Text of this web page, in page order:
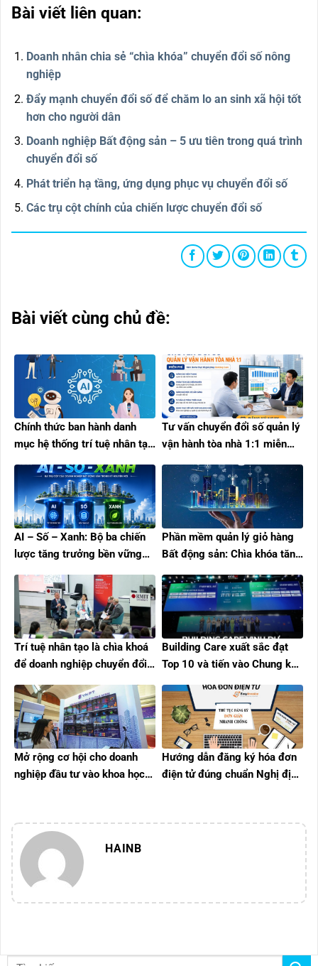
Bài viết liên quan:
Doanh nhân chia sẻ “chìa khóa” chuyển đổi số nông
nghiệp
Đẩy mạnh chuyển đổi số để chăm lo an sinh xã hội tốt
hơn cho người dân
Doanh nghiệp Bất động sản – 5 ưu tiên trong quá trình
chuyển đổi số
Phát triển hạ tầng, ứng dụng phục vụ chuyển đổi số
Các trụ cột chính của chiến lược chuyển đổi số
Bài viết cùng chủ đề:
Chính thức ban hành danh
mục hệ thống trí tuệ nhân tạo
Tư vấn chuyển đổi số quản lý
vận hành tòa nhà 1:1 miễn
AI – Số – Xanh: Bộ ba chiến
lược tăng trưởng bền vững
sản
Phần mềm quản lý giỏ hàng
Bất động sản: Chìa khóa tăng
nguyên số
Trí tuệ nhân tạo là chìa khoá
để doanh nghiệp chuyển đổi
Building Care xuất sắc đạt
Top 10 và tiến vào Chung kết
ấn tại InnoEx
Mở rộng cơ hội cho doanh
nghiệp đầu tư vào khoa học
Hướng dẫn đăng ký hóa đơn
điện tử đúng chuẩn Nghị định
HAINB